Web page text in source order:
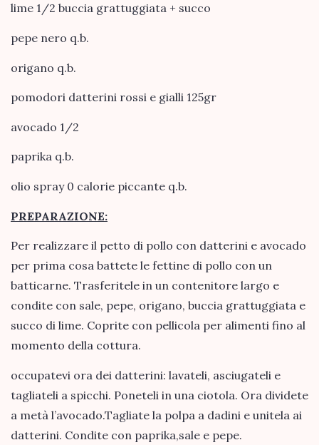
lime 1/2 buccia grattuggiata + succo
pepe nero q.b.
origano q.b.
pomodori datterini rossi e gialli 125gr
avocado 1/2
paprika q.b.
olio spray 0 calorie piccante q.b.
PREPARAZIONE:
Per realizzare il petto di pollo con datterini e avocado
per prima cosa battete le fettine di pollo con un
batticarne. Trasferitele in un contenitore largo e
condite con sale, pepe, origano, buccia grattuggiata e
succo di lime. Coprite con pellicola per alimenti fino al
momento della cottura.
occupatevi ora dei datterini: lavateli, asciugateli e
tagliateli a spicchi. Poneteli in una ciotola. Ora dividete
a metà l’avocado.Tagliate la polpa a dadini e unitela ai
datterini. Condite con paprika,sale e pepe.